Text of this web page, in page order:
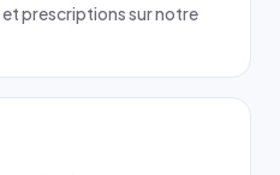
prescriptions sur notre